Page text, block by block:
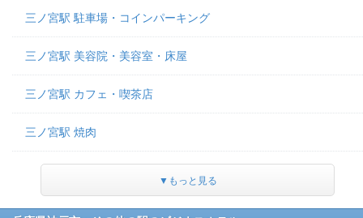
三ノ宮駅 駐車場・コインパーキング
三ノ宮駅 美容院・美容室・床屋
三ノ宮駅 カフェ・喫茶店
三ノ宮駅 焼肉
▼もっと見る